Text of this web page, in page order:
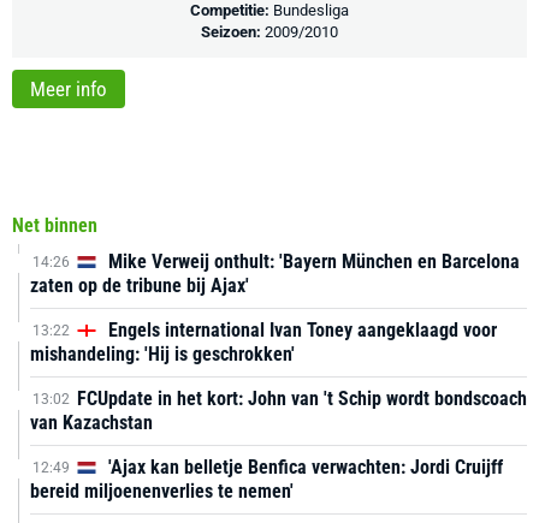
Net binnen
14:26
Mike Verweij onthult: 'Bayern München en Barcelona
zaten op de tribune bij Ajax'
13:22
Engels international Ivan Toney aangeklaagd voor
mishandeling: 'Hij is geschrokken'
13:02 FCUpdate in het kort: John van 't Schip wordt bondscoach
van Kazachstan
12:49
'Ajax kan belletje Benfica verwachten: Jordi Cruijff
bereid miljoenenverlies te nemen'
Competitie: Bundesliga
Seizoen: 2009/2010
Meer info